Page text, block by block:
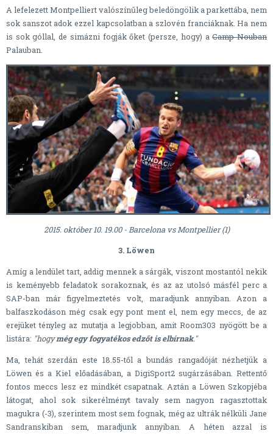
A lefelezett Montpelliert valószínűleg beledöngölik a parkettába, nem
sok sanszot adok ezzel kapcsolatban a szlovén franciáknak. Ha nem
is sok góllal, de simázni fogják őket (persze, hogy) aCamp Nouban
Palauban.
2015. október 10. 19.00 - Barcelona vs Montpellier (1)
3. Löwen
Amíg a lendület tart, addig mennek a sárgák, viszont mostantól nekik
is keményebb feladatok sorakoznak, és az az utolsó másfél perc a
SAP-ban már figyelmeztetés volt, maradjunk annyiban. Azon a
balfaszkodáson még csak egy pont ment el, nem egy meccs, de az
erejüket tényleg az mutatja a legjobban, amit Room303 nyögött be a
listára: "hogymég egy fogyatékos edzőt is elbírnak."
Ma, tehát szerdán este 18.55-től a bundás rangadóját nézhetjük a
Löwen és a Kiel előadásában, a DigiSport2 sugárzásában. Rettentő
fontos meccs lesz ez mindkét csapatnak. Aztán a Löwen Szkopjéba
látogat, ahol sok sikerélményt tavaly sem nagyon ragasztottak
magukra (-3), szerintem most sem fognak, még az ultrák nélküli Jane
Sandranskiban sem, maradjunk annyiban. A héten azzal is